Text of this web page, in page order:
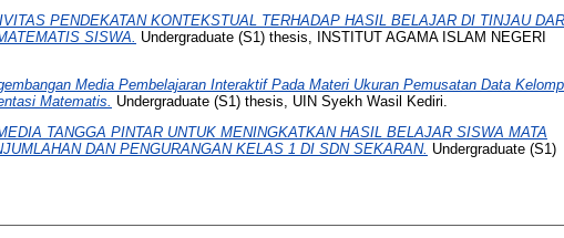
PENDEKATAN KONTEKSTUAL TERHADAP HASIL BELAJAR DI TINJAU
SISWA. Undergraduate (S1) thesis, INSTITUT AGAMA ISLAM NEGERI
Media Pembelajaran Interaktif Pada Materi Ukuran Pemusatan Data
Matematis.
Undergraduate (S1) thesis, UIN Syekh Wasil Kediri.
TANGGA PINTAR UNTUK MENINGKATKAN HASIL BELAJAR SISWA MATA
DAN PENGURANGAN KELAS 1 DI SDN SEKARAN. Undergraduate (S1)